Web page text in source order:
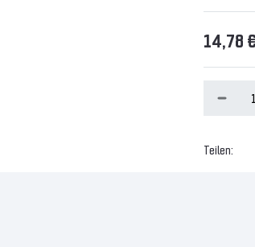
14,78 €
Teilen: